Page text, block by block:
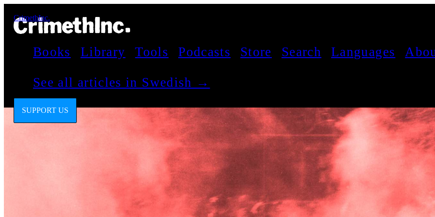
CrimethInc.
Books Library Tools Podcasts Store Search Languages
See all articles in Swedish →
SUPPORT US